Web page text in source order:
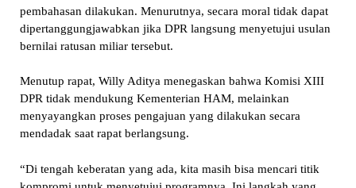
pembahasan dilakukan. Menurutnya, secara moral tidak dapat
dipertanggungjawabkan jika DPR langsung menyetujui usulan
bernilai ratusan miliar tersebut.
Menutup rapat, Willy Aditya menegaskan bahwa Komisi XIII
DPR tidak mendukung Kementerian HAM, melainkan
menyayangkan proses pengajuan yang dilakukan secara
mendadak saat rapat berlangsung.
“Di tengah keberatan yang ada, kita masih bisa mencari titik